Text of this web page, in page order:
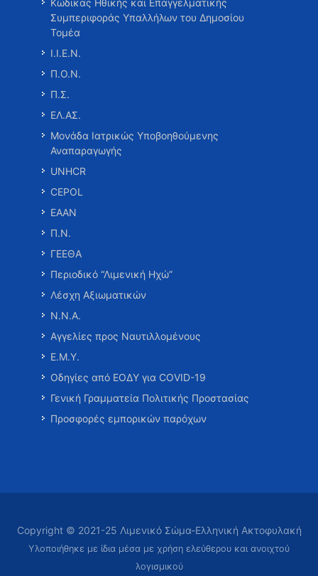
Κώδικας Ηθικής και Επαγγελματικής
Συμπεριφοράς Υπαλλήλων του Δημοσίου
Τομέα
Ι.Ι.Ε.Ν.
Π.Ο.Ν.
Π.Σ.
ΕΛ.ΑΣ.
Μονάδα Ιατρικώς Υποβοηθούμενης
Αναπαραγωγής
UNHCR
CEPOL
ΕΑΑΝ
Π.Ν.
ΓΕΕΘΑ
Περιοδικό “Λιμενική Ηχώ”
Λέσχη Αξιωματικών
Ν.Ν.Α.
Αγγελίες προς Ναυτιλλομένους
Ε.Μ.Υ.
Οδηγίες από ΕΟΔΥ για COVID-19
Γενική Γραμματεία Πολιτικής Προστασίας
Προσφορές εμπορικών παρόχων
Copyright © 2021-25 Λιμενικό Σώμα-Ελληνική Ακτοφυλακή
Υλοποιήθηκε με ίδια μέσα με χρήση ελεύθερου και ανοιχτού
λογισμικού